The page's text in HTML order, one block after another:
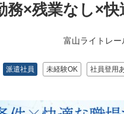
務×残業なし×
富山ライトレー
派遣社員 未経験OK 社員登用